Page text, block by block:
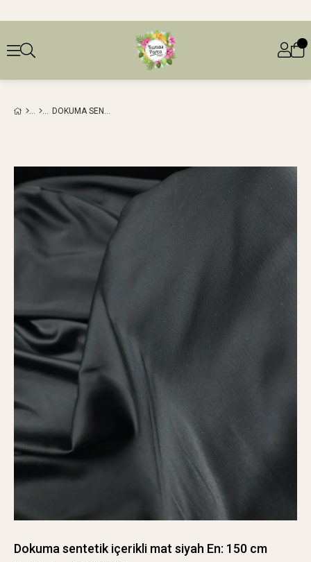
DOKUMA SENTETIK IÇERIKLI MAT SIYAH EN: 150 CM
Dokuma sentetik içerikli mat siyah En: 150 cm